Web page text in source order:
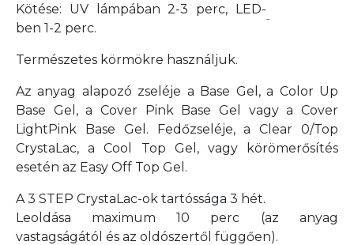
Kötése: UV lámpában 2-3 perc, LED-
ben 1-2 perc.
Természetes körmökre használjuk.
Az anyag alapozó zseléje a Base Gel, a Color Up
Base Gel, a Cover Pink Base Gel vagy a Cover
LightPink Base Gel. Fedőzseléje, a Clear 0/Top
CrystaLac, a Cool Top Gel, vagy körömerősítés
esetén az Easy Off Top Gel.
A 3 STEP CrystaLac-ok tartóssága 3 hét.
Leoldása maximum 10 perc
(az anyag
vastagságától és az oldószertől függően).